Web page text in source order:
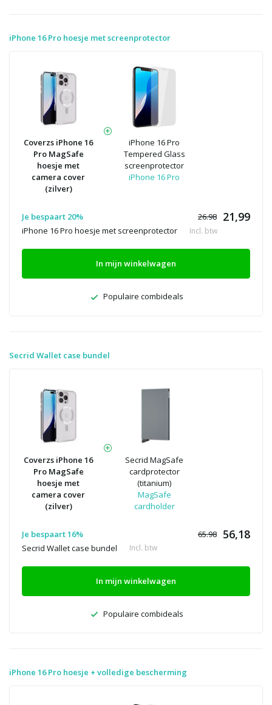
iPhone 16 Pro hoesje met screenprotector
Coverzs iPhone 16
Pro MagSafe
hoesje met
camera cover
(zilver)
iPhone 16 Pro
Tempered Glass
screenprotector
iPhone 16 Pro
Je bespaart 20% 26.98 21,99
iPhone 16 Pro hoesje met screenprotector Incl. btw
In mijn winkelwagen
Populaire combideals
Secrid Wallet case bundel
Coverzs iPhone 16
Pro MagSafe
hoesje met
camera cover
(zilver)
Secrid MagSafe
cardprotector
(titanium)
MagSafe
cardholder
Je bespaart 16% 65.98 56,18
Secrid Wallet case bundel Incl. btw
In mijn winkelwagen
Populaire combideals
iPhone 16 Pro hoesje + volledige bescherming